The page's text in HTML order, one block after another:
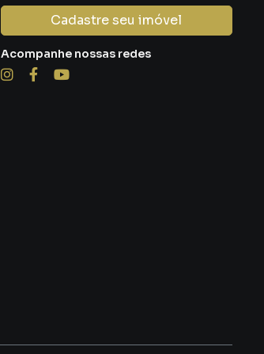
Cadastre seu imóvel
Acompanhe nossas redes